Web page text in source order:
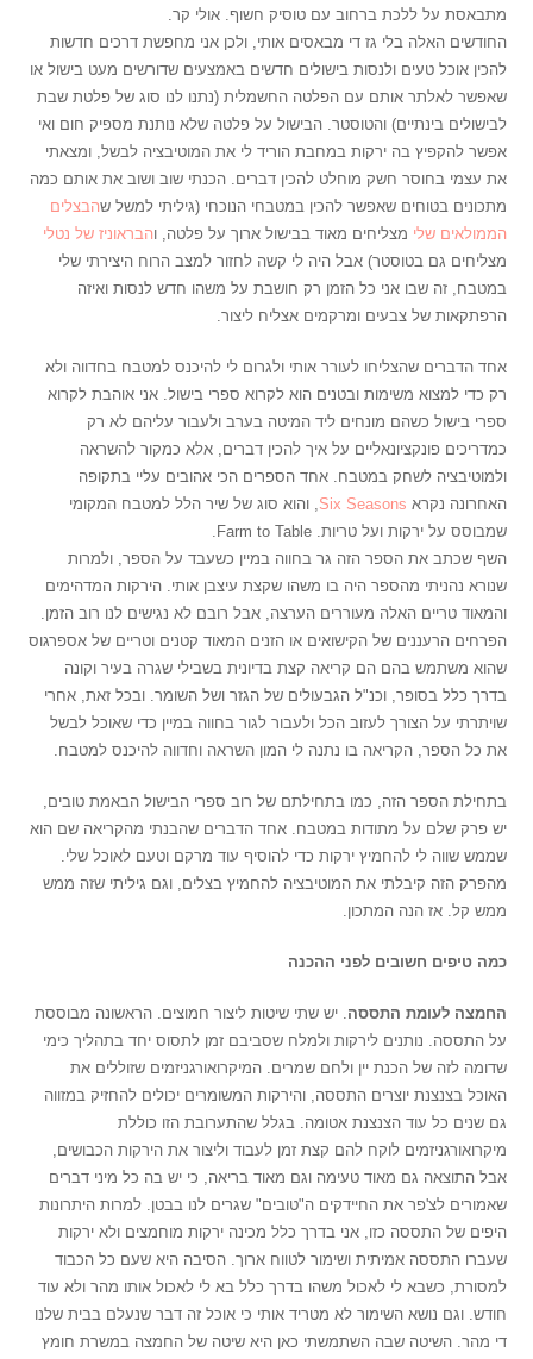
מתבאסת על ללכת ברחוב עם טוסיק חשוף. אולי קר.
החודשים האלה בלי גז די מבאסים אותי, ולכן אני מחפשת דרכים חדשות
להכין אוכל טעים ולנסות בישולים חדשים באמצעים שדורשים מעט בישול או
שאפשר לאלתר אותם עם הפלטה החשמלית (נתנו לנו סוג של פלטת שבת
לבישולים בינתיים) והטוסטר. הבישול על פלטה שלא נותנת מספיק חום ואי
אפשר להקפיץ בה ירקות במחבת הוריד לי את המוטיבציה לבשל, ומצאתי
את עצמי בחוסר חשק מוחלט להכין דברים. הכנתי שוב ושוב את אותם כמה
מתכונים בטוחים שאפשר להכין במטבחי הנוכחי (גיליתי למשל שהבצלים
הממולאים שלי מצליחים מאוד בבישול ארוך על פלטה, והבראוניז של נטלי
מצליחים גם בטוסטר) אבל היה לי קשה לחזור למצב הרוח היצירתי שלי
במטבח, זה שבו אני כל הזמן רק חושבת על משהו חדש לנסות ואיזה
הרפתקאות של צבעים ומרקמים אצליח ליצור.
אחד הדברים שהצליחו לעורר אותי ולגרום לי להיכנס למטבח בחדווה ולא
רק כדי למצוא משימות ובטנים הוא לקרוא ספרי בישול. אני אוהבת לקרוא
ספרי בישול כשהם מונחים ליד המיטה בערב ולעבור עליהם לא רק
כמדריכים פונקציונאליים על איך להכין דברים, אלא כמקור להשראה
ולמוטיבציה לשחק במטבח. אחד הספרים הכי אהובים עליי בתקופה
האחרונה נקרא Six Seasons, והוא סוג של שיר הלל למטבח המקומי
שמבוסס על ירקות ועל טריות. Farm to Table.
השף שכתב את הספר הזה גר בחווה במיין כשעבד על הספר, ולמרות
שנורא נהניתי מהספר היה בו משהו שקצת עיצבן אותי. הירקות המדהימים
והמאוד טריים האלה מעוררים הערצה, אבל רובם לא נגישים לנו רוב הזמן.
הפרחים הרעננים של הקישואים או הזנים המאוד קטנים וטריים של אספרגוס
שהוא משתמש בהם הם קריאה קצת בדיונית בשבילי שגרה בעיר וקונה
בדרך כלל בסופר, וכנ"ל הגבעולים של הגזר ושל השומר. ובכל זאת, אחרי
שויתרתי על הצורך לעזוב הכל ולעבור לגור בחווה במיין כדי שאוכל לבשל
את כל הספר, הקריאה בו נתנה לי המון השראה וחדווה להיכנס למטבח.
בתחילת הספר הזה, כמו בתחילתם של רוב ספרי הבישול הבאמת טובים,
יש פרק שלם על מתודות במטבח. אחד הדברים שהבנתי מהקריאה שם הוא
שממש שווה לי להחמיץ ירקות כדי להוסיף עוד מרקם וטעם לאוכל שלי.
מהפרק הזה קיבלתי את המוטיבציה להחמיץ בצלים, וגם גיליתי שזה ממש
ממש קל. אז הנה המתכון.
כמה טיפים חשובים לפני ההכנה
החמצה לעומת התססה. יש שתי שיטות ליצור חמוצים. הראשונה מבוססת
על התססה. נותנים לירקות ולמלח שסביבם זמן לתסוס יחד בתהליך כימי
שדומה לזה של הכנת יין ולחם שמרים. המיקרואורגניזמים שזוללים את
האוכל בצנצנת יוצרים התססה, והירקות המשומרים יכולים להחזיק במזווה
גם שנים כל עוד הצנצנת אטומה. בגלל שהתערובת הזו כוללת
מיקרואורגניזמים לוקח להם קצת זמן לעבוד וליצור את הירקות הכבושים,
אבל התוצאה גם מאוד טעימה וגם מאוד בריאה, כי יש בה כל מיני דברים
שאמורים לצ'פר את החיידקים ה"טובים" שגרים לנו בבטן. למרות היתרונות
היפים של התססה כזו, אני בדרך כלל מכינה ירקות מוחמצים ולא ירקות
שעברו התססה אמיתית ושימור לטווח ארוך. הסיבה היא שעם כל הכבוד
למסורת, כשבא לי לאכול משהו בדרך כלל בא לי לאכול אותו מהר ולא עוד
חודש. וגם נושא השימור לא מטריד אותי כי אוכל זה דבר שנעלם בבית שלנו
די מהר. השיטה שבה השתמשתי כאן היא שיטה של החמצה במשרת חומץ